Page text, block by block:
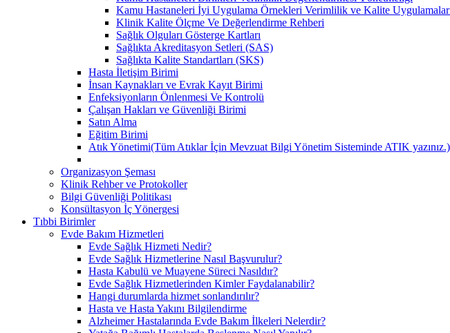
Kamu Hastaneleri İyi Uygulama Örnekleri Verimlilik ve Kalite
Klinik Kalite Ölçme Ve Değerlendirme Rehberi
Sağlık Olguları Gösterge Kartları
Sağlıkta Akreditasyon Setleri (SAS)
Sağlıkta Kalite Standartları (SKS)
Hasta İletişim Birimi
İnsan Kaynakları ve Evrak Kayıt Birimi
Enfeksiyonların Önlenmesi Ve Kontrolü
Çalışan Hakları ve Güvenliği Birimi
Satın Alma
Eğitim Birimi
Atık Yönetimi(Tüm Atıklar İçin Mevzuat Bilgi Yönetim Sisteminde ATIK yazınız.)
Organizasyon Şeması
Klinik Rehber ve Protokoller
Bilgi Güvenliği Politikası
Konsültasyon İç Yönergesi
Tıbbi Birimler
Evde Bakım Hizmetleri
Evde Sağlık Hizmeti Nedir?
Evde Sağlık Hizmetlerine Nasıl Başvurulur?
Hasta Kabulü ve Muayene Süreci Nasıldır?
Evde Sağlık Hizmetlerinden Kimler Faydalanabilir?
Hangi durumlarda hizmet sonlandırılır?
Hasta ve Hasta Yakını Bilgilendirme
Alzheimer Hastalarında Evde Bakım İlkeleri Nelerdir?